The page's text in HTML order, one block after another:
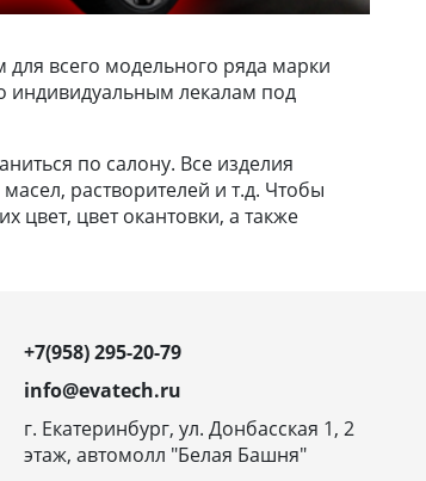
всего модельного ряда марки
индивидуальным лекалам под
по салону. Все изделия
растворителей и т.д. Чтобы
цвет, цвет окантовки, а также
+7(958) 295-20-79
info@evatech.ru
г. Екатеринбург, ул. Донбасская 1, 2
этаж, автомолл "Белая Башня"